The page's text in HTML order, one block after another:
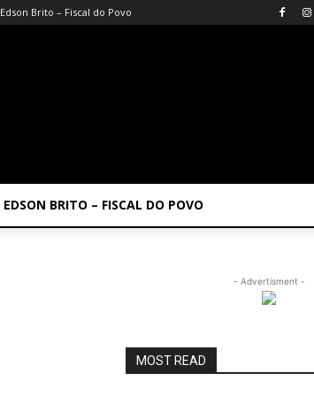
Edson Brito – Fiscal do Povo
EDSON BRITO – FISCAL DO POVO
- Advertisment -
MOST READ